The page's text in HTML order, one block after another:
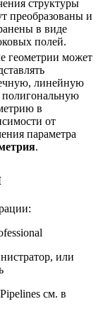
структуры
преобразованы и
в виде
полей.
геометрии может
линейную
в
от
параметра
.
или
см. в